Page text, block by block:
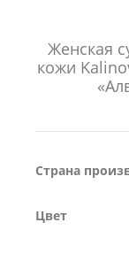
Женская
кожи
Страна
Цвет